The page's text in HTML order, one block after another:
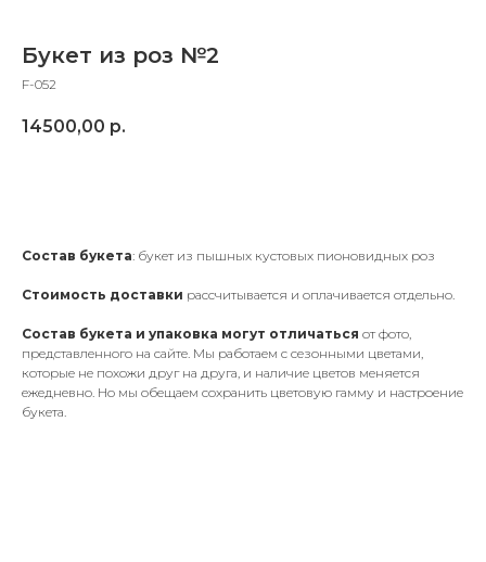
Букет из роз №2
F-052
14500,00 р.
Состав букета: букет из пышных кустовых пионовидных роз
Cтоимость доставки рассчитывается и оплачивается отдельно.
Состав букета и упаковка могут отличаться от фото,
представленного на сайте. Мы работаем с сезонными цветами,
которые не похожи друг на друга, и наличие цветов меняется
ежедневно. Но мы обещаем сохранить цветовую гамму и настроение
букета.